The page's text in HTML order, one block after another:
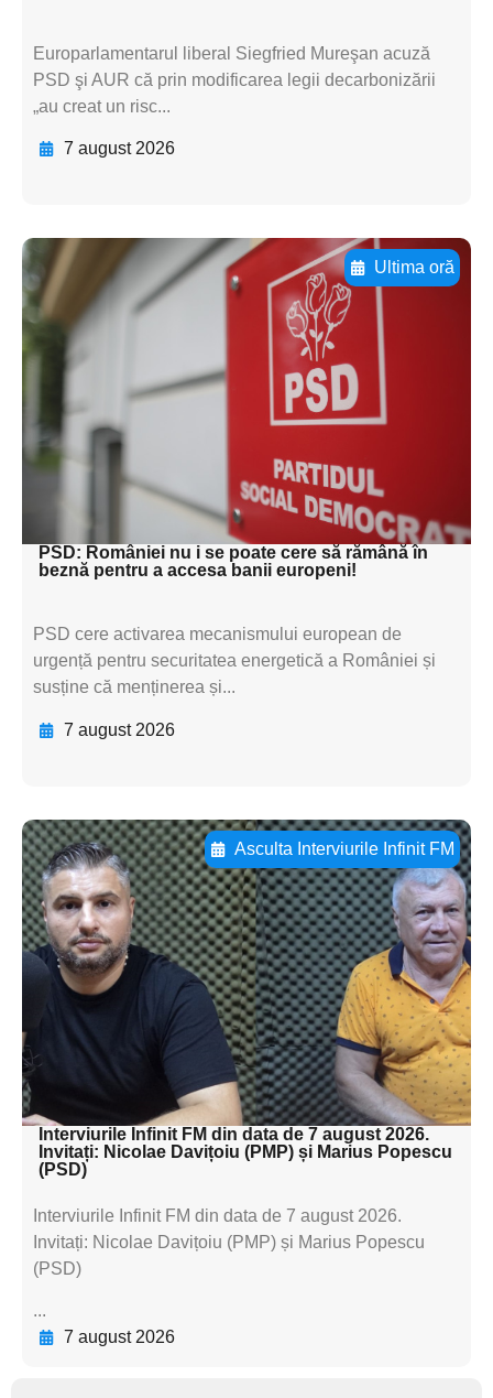
Europarlamentarul liberal Siegfried Mureşan acuză
PSD şi AUR că prin modificarea legii decarbonizării
„au creat un risc...
7 august 2026
Ultima oră
Adaugă aici textul pentru
subtitluAdaugă aici
textul pentru
subtitluAdaugă aici
textul pentru
subtitluAdaugă aici
textul pentru subti
PSD: României nu i se poate cere să rămână în
beznă pentru a accesa banii europeni!
PSD cere activarea mecanismului european de
urgență pentru securitatea energetică a României și
susține că menținerea și...
7 august 2026
Asculta Interviurile Infinit FM
Adaugă aici textul pentru
subtitluAdaugă aici
textul pentru
subtitluAdaugă aici
textul pentru
subtitluAdaugă aici
textul pentru subti
Interviurile Infinit FM din data de 7 august 2026.
Invitați: Nicolae Davițoiu (PMP) și Marius Popescu
(PSD)
Interviurile Infinit FM din data de 7 august 2026.
Invitați: Nicolae Davițoiu (PMP) și Marius Popescu
(PSD)
...
7 august 2026